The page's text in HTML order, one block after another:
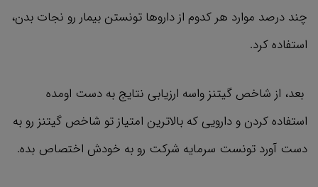
چند درصد موارد هر کدوم از داروها تونستن بیمار رو نجات بدن،
استفاده کرد.
بعد، از شاخص گیتنز واسه ارزیابی نتایج به دست اومده
استفاده کردن و دارویی که بالاترین امتیاز تو شاخص گیتنز رو به
دست آورد تونست سرمایه شرکت رو به خودش اختصاص بده.